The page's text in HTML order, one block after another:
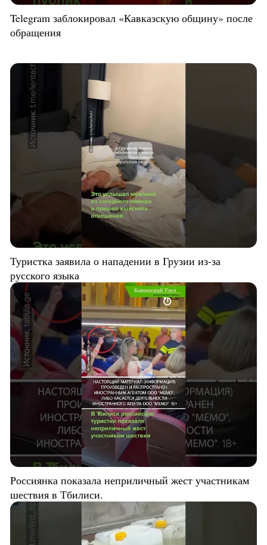
Telegram заблокировал «Кавказскую общину» после
обращения
Туристка заявила о нападении в Грузии из-за
русского языка
Россиянка показала неприличный жест участникам
шествия в Тбилиси.